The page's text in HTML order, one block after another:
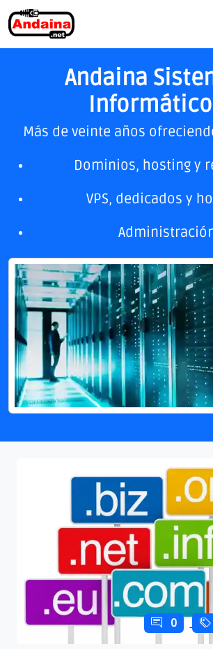
Andaina
Más de veinte años
Dominios, hosting y
VPS, dedicados y
0